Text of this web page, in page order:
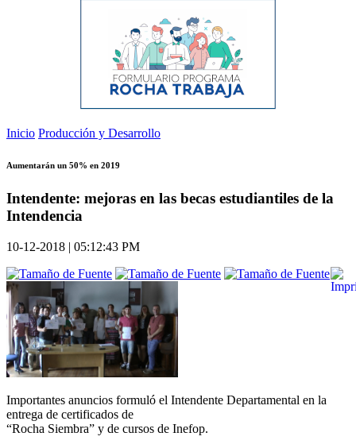
Inicio Producción y Desarrollo
Aumentarán un 50% en 2019
Intendente: mejoras en las becas estudiantiles de la
Intendencia
10-12-2018 | 05:12:43 PM
Importantes anuncios formuló el Intendente Departamental en la
entrega de certificados de
“Rocha Siembra” y de cursos de Inefop.